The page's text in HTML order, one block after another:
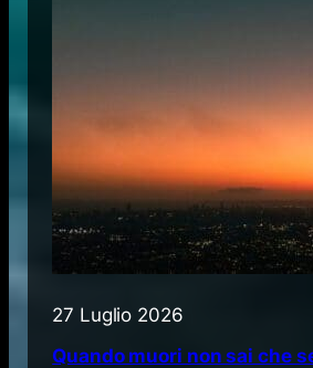
27 Luglio 2026
Quando muori non sai che